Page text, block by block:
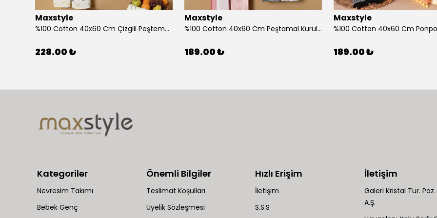
Maxstyle
%100 Cotton 40x60 Cm Çizgili Peştemal Kurulama Bezi 2 Li Set
228.00 ₺
Maxstyle
%100 Cotton 40x60 Cm Peştamal Kurulama Bezi 4 Lü Set
189.00 ₺
Maxstyle
189.00 ₺
Kategoriler
Nevresim Takımı
Bebek Genç
Önemli Bilgiler
Teslimat Koşulları
Üyelik Sözleşmesi
Hızlı Erişim
İletişim
S.S.S
İletişim
Galeri Kristal Tur.
A.Ş.